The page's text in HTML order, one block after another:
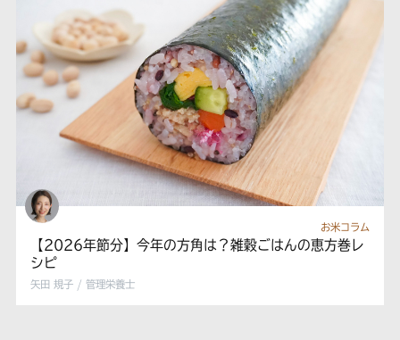
お米コラム
【2026年節分】今年の方角は？雑穀ごはんの恵方巻レ
シピ
矢田 規子 / 管理栄養士